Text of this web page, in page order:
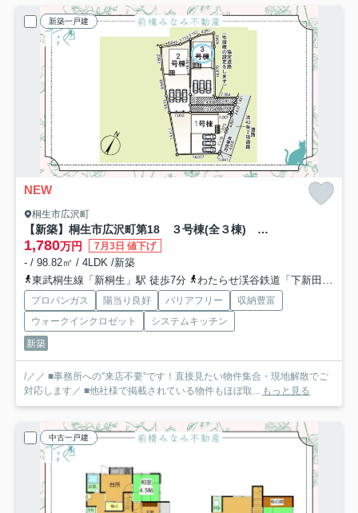
新築一戸建
NEW
桐生市広沢町
【新築】桐生市広沢町第18 ３号棟(全３棟) クレイドルガーデン 新築建売分譲
1,780万円 7月3日 値下げ
- / 98.82㎡ / 4LDK /新築
東武桐生線「新桐生」駅 徒歩7分
わたらせ渓谷鉄道「下新田」駅 徒歩21分
プロパンガス 陽当り良好 バリアフリー
収納豊富
ウォークインクロゼット
システムキッチン
新築
/／／ ■事務所への”来店不要”です！直接見たい物件集合・現地解散でご
対応します／ ■他社様で掲載されている物件もほぼ取... もっと見る
中古一戸建